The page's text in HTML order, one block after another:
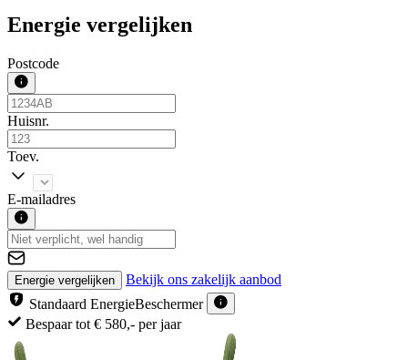
Energie vergelijken
Postcode
Huisnr.
Toev.
E-mailadres
Energie vergelijken
Bekijk ons zakelijk aanbod
Standaard EnergieBeschermer
Meest complete aanbod